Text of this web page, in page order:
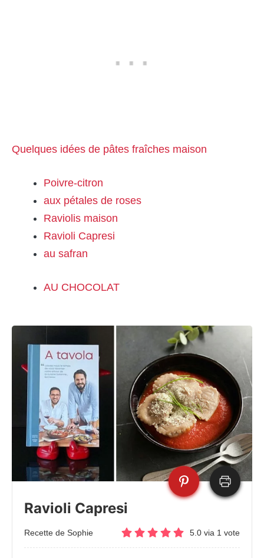
Quelques idées de pâtes fraîches maison
Poivre-citron
aux pétales de roses
Raviolis maison
Ravioli Capresi
au safran
AU CHOCOLAT
Ravioli Capresi
Recette de Sophie 5.0 via 1 vote